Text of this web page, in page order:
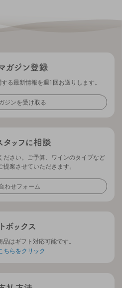
る最新情報を週1回お送りします。
ジンを受け取る
ださい。ご予算、ワインのタイプなど
案させていただきます。
わせフォーム
はギフト対応可能です。
ちらをクリック